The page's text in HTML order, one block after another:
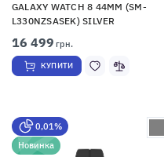
GALAXY WATCH 8 44MM (SM-
L330NZSASEK) SILVER
16 499 грн.
КУПИТИ
0,01%
Новинка